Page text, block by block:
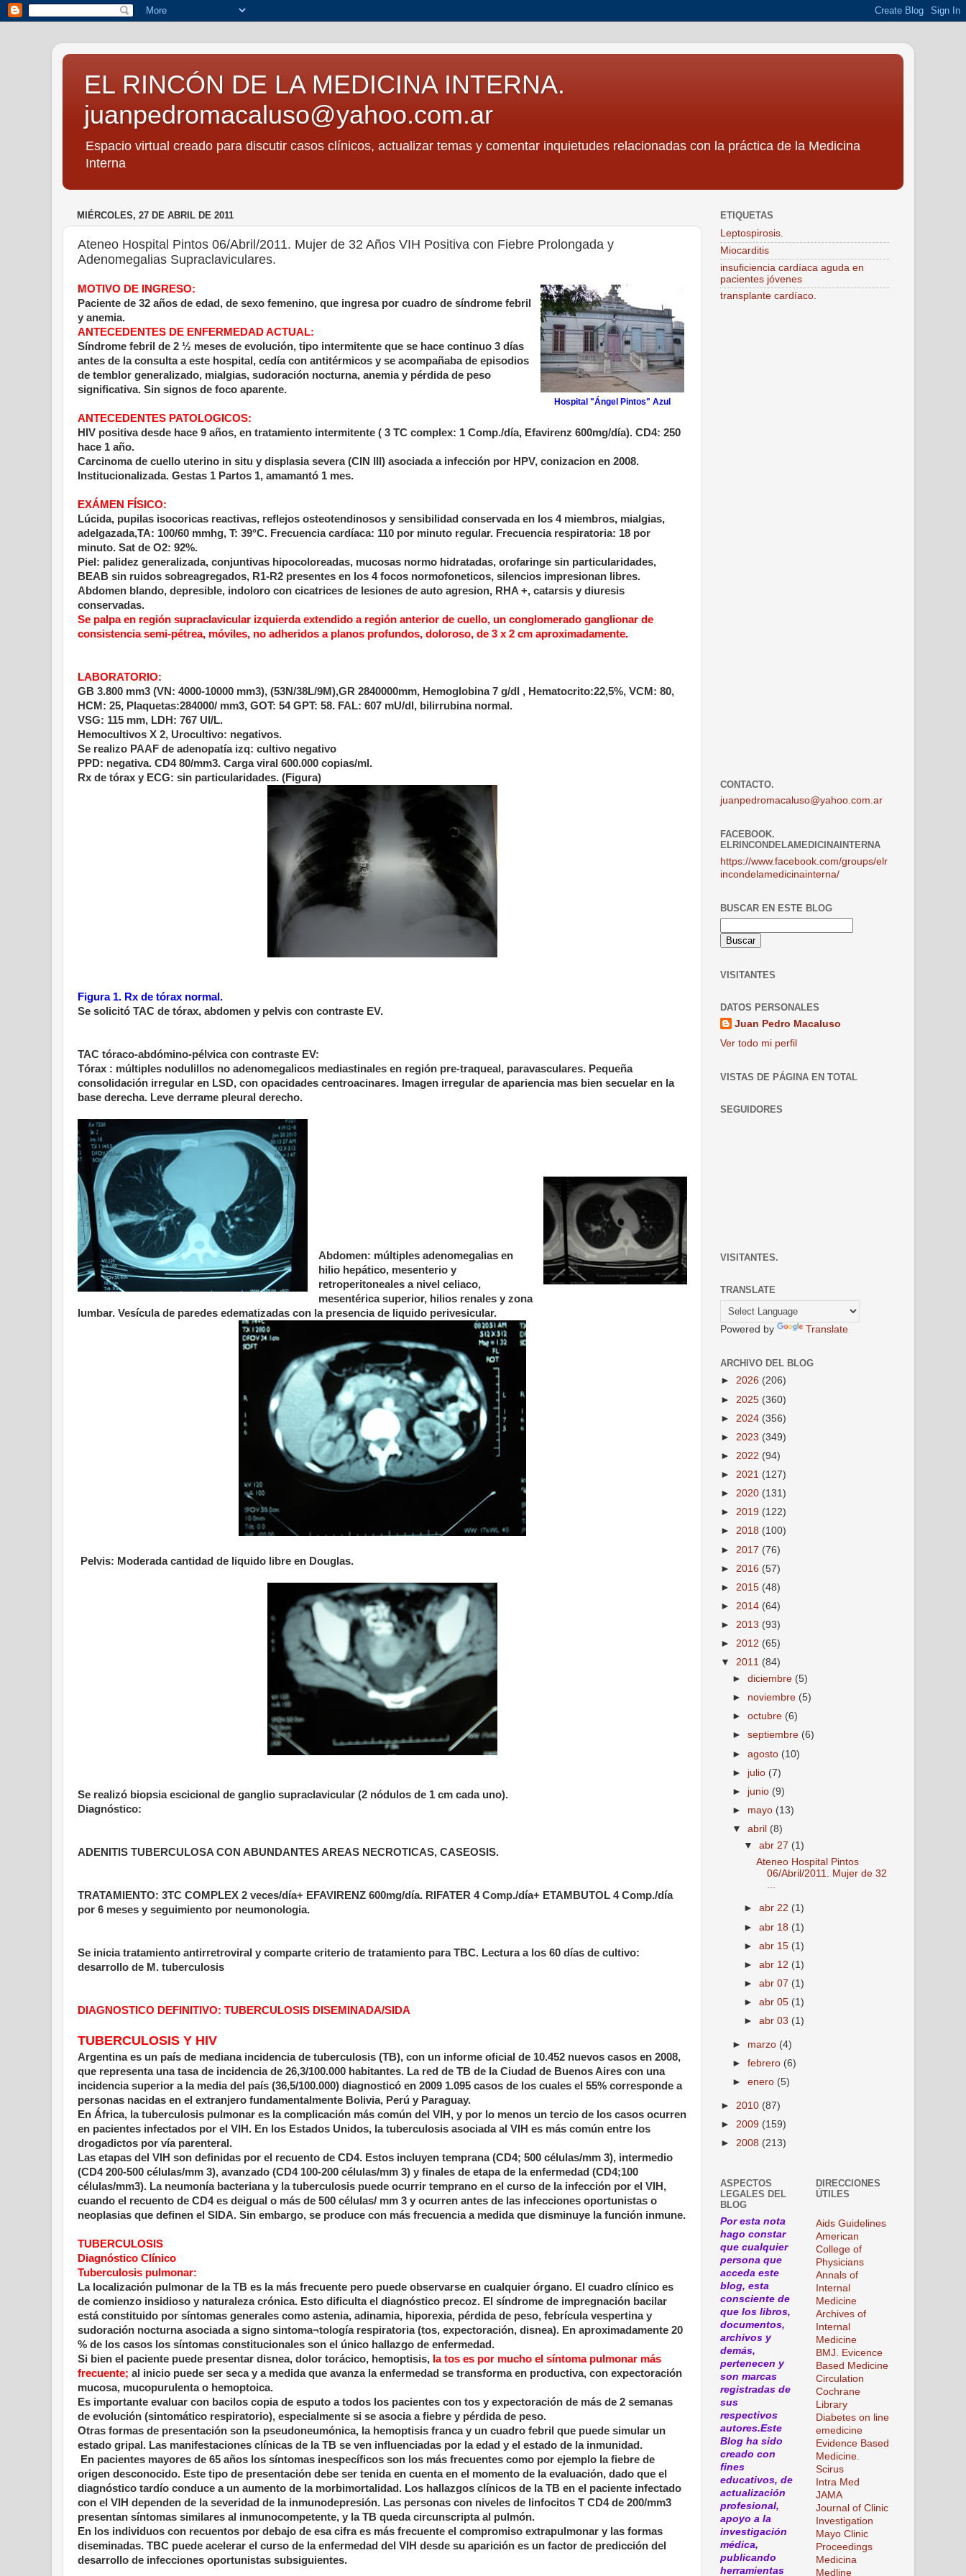
EL RINCÓN DE LA MEDICINA INTERNA.
juanpedromacaluso@yahoo.com.ar
Espacio virtual creado para discutir casos clínicos, actualizar temas y comentar inquietudes relacionadas con la práctica de la Medicina
Interna
MIÉRCOLES, 27 DE ABRIL DE 2011
Ateneo Hospital Pintos 06/Abril/2011. Mujer de 32 Años VIH Positiva con Fiebre Prolongada y
Adenomegalias Supraclaviculares.
Hospital "Ángel Pintos" Azul
MOTIVO DE INGRESO:
Paciente de 32 años de edad, de sexo femenino, que ingresa por cuadro de síndrome febril
y anemia.
ANTECEDENTES DE ENFERMEDAD ACTUAL:
Síndrome febril de 2 ½ meses de evolución, tipo intermitente que se hace continuo 3 días
antes de la consulta a este hospital, cedía con antitérmicos y se acompañaba de episodios
de temblor generalizado, mialgias, sudoración nocturna, anemia y pérdida de peso
significativa. Sin signos de foco aparente.
ANTECEDENTES PATOLOGICOS:
HIV positiva desde hace 9 años, en tratamiento intermitente ( 3 TC complex: 1 Comp./día, Efavirenz 600mg/día). CD4: 250
hace 1 año.
Carcinoma de cuello uterino in situ y displasia severa (CIN III) asociada a infección por HPV, conizacion en 2008.
Institucionalizada. Gestas 1 Partos 1, amamantó 1 mes.
EXÁMEN FÍSICO:
Lúcida, pupilas isocoricas reactivas, reflejos osteotendinosos y sensibilidad conservada en los 4 miembros, mialgias,
adelgazada,TA: 100/60 mmhg, T: 39°C. Frecuencia cardíaca: 110 por minuto regular. Frecuencia respiratoria: 18 por
minuto. Sat de O2: 92%.
Piel: palidez generalizada, conjuntivas hipocoloreadas, mucosas normo hidratadas, orofaringe sin particularidades,
BEAB sin ruidos sobreagregados, R1-R2 presentes en los 4 focos normofoneticos, silencios impresionan libres.
Abdomen blando, depresible, indoloro con cicatrices de lesiones de auto agresion, RHA +, catarsis y diuresis
conservadas.
Se palpa en región supraclavicular izquierda extendido a región anterior de cuello, un conglomerado ganglionar de
consistencia semi-pétrea, móviles, no adheridos a planos profundos, doloroso, de 3 x 2 cm aproximadamente.
LABORATORIO:
GB 3.800 mm3 (VN: 4000-10000 mm3), (53N/38L/9M),GR 2840000mm, Hemoglobina 7 g/dl , Hematocrito:22,5%, VCM: 80,
HCM: 25, Plaquetas:284000/ mm3, GOT: 54 GPT: 58. FAL: 607 mU/dl, bilirrubina normal.
VSG: 115 mm, LDH: 767 UI/L.
Hemocultivos X 2, Urocultivo: negativos.
Se realizo PAAF de adenopatía izq: cultivo negativo
PPD: negativa. CD4 80/mm3. Carga viral 600.000 copias/ml.
Rx de tórax y ECG: sin particularidades. (Figura)
Figura 1. Rx de tórax normal.
Se solicitó TAC de tórax, abdomen y pelvis con contraste EV.
TAC tóraco-abdómino-pélvica con contraste EV:
Tórax : múltiples nodulillos no adenomegalicos mediastinales en región pre-traqueal, paravasculares. Pequeña
consolidación irregular en LSD, con opacidades centroacinares. Imagen irregular de apariencia mas bien secuelar en la
base derecha. Leve derrame pleural derecho.
Abdomen: múltiples adenomegalias en
hilio hepático, mesenterio y
retroperitoneales a nivel celiaco,
mesentérica superior, hilios renales y zona
lumbar. Vesícula de paredes edematizadas con la presencia de liquido perivesicular.
Pelvis: Moderada cantidad de liquido libre en Douglas.
Se realizó biopsia escicional de ganglio supraclavicular (2 nódulos de 1 cm cada uno).
Diagnóstico:
ADENITIS TUBERCULOSA CON ABUNDANTES AREAS NECROTICAS, CASEOSIS.
TRATAMIENTO: 3TC COMPLEX 2 veces/día+ EFAVIRENZ 600mg/día. RIFATER 4 Comp./día+ ETAMBUTOL 4 Comp./día
por 6 meses y seguimiento por neumonologia.
Se inicia tratamiento antirretroviral y comparte criterio de tratamiento para TBC. Lectura a los 60 días de cultivo:
desarrollo de M. tuberculosis
DIAGNOSTICO DEFINITIVO: TUBERCULOSIS DISEMINADA/SIDA
TUBERCULOSIS Y HIV
Argentina es un país de mediana incidencia de tuberculosis (TB), con un informe oficial de 10.452 nuevos casos en 2008,
que representa una tasa de incidencia de 26,3/100.000 habitantes. La red de TB de la Ciudad de Buenos Aires con una
incidencia superior a la media del país (36,5/100.000) diagnosticó en 2009 1.095 casos de los cuales el 55% corresponde a
personas nacidas en el extranjero fundamentalmente Bolivia, Perú y Paraguay.
En África, la tuberculosis pulmonar es la complicación más común del VIH, y por lo menos un tercio de los casos ocurren
en pacientes infectados por el VIH. En los Estados Unidos, la tuberculosis asociada al VIH es más común entre los
drogadictos por vía parenteral.
Las etapas del VIH son definidas por el recuento de CD4. Estos incluyen temprana (CD4; 500 células/mm 3), intermedio
(CD4 200-500 células/mm 3), avanzado (CD4 100-200 células/mm 3) y finales de etapa de la enfermedad (CD4;100
células/mm3). La neumonía bacteriana y la tuberculosis puede ocurrir temprano en el curso de la infección por el VIH,
cuando el recuento de CD4 es deigual o más de 500 células/ mm 3 y ocurren antes de las infecciones oportunistas o
neoplasias que definen el SIDA. Sin embargo, se produce con más frecuencia a medida que disminuye la función inmune.
TUBERCULOSIS
Diagnóstico Clínico
Tuberculosis pulmonar:
La localización pulmonar de la TB es la más frecuente pero puede observarse en cualquier órgano. El cuadro clínico es
de comienzo insidioso y naturaleza crónica. Esto dificulta el diagnóstico precoz. El síndrome de impregnación bacilar
está constituido por síntomas generales como astenia, adinamia, hiporexia, pérdida de peso, febrícula vespertina y
sudoración nocturna asociada a signo sintoma¬tología respiratoria (tos, expectoración, disnea). En aproximadamente 20
% de los casos los síntomas constitucionales son el único hallazgo de enfermedad.
Si bien el paciente puede presentar disnea, dolor torácico, hemoptisis, la tos es por mucho el síntoma pulmonar más
frecuente; al inicio puede ser seca y a medida que avanza la enfermedad se transforma en productiva, con expectoración
mucosa, mucopurulenta o hemoptoica.
Es importante evaluar con bacilos copia de esputo a todos los pacientes con tos y expectoración de más de 2 semanas
de evolución (sintomático respiratorio), especialmente si se asocia a fiebre y pérdida de peso.
Otras formas de presentación son la pseudoneumónica, la hemoptisis franca y un cuadro febril que puede simular un
estado gripal. Las manifestaciones clínicas de la TB se ven influenciadas por la edad y el estado de la inmunidad.
En pacientes mayores de 65 años los síntomas inespecíficos son los más frecuentes como por ejemplo la fiebre de
origen desconocido. Este tipo de presentación debe ser tenida en cuenta en el momento de la evaluación, dado que el
diagnóstico tardío conduce a un aumento de la morbimortalidad. Los hallazgos clínicos de la TB en el paciente infectado
con el VIH dependen de la severidad de la inmunodepresión. Las personas con niveles de linfocitos T CD4 de 200/mm3
presentan síntomas similares al inmunocompetente, y la TB queda circunscripta al pulmón.
En los individuos con recuentos por debajo de esa cifra es más frecuente el compromiso extrapulmonar y las formas
diseminadas. TBC puede acelerar el curso de la enfermedad del VIH desde su aparición es un factor de predicción del
desarrollo de infecciones oportunistas subsiguientes.
ETIQUETAS
Leptospirosis.
Miocarditis
insuficiencia cardíaca aguda en
pacientes jóvenes
transplante cardíaco.
CONTACTO.
juanpedromacaluso@yahoo.com.ar
FACEBOOK.
ELRINCONDELAMEDICINAINTERNA
https://www.facebook.com/groups/elr
incondelamedicinainterna/
BUSCAR EN ESTE BLOG
VISITANTES
DATOS PERSONALES
Juan Pedro Macaluso
Ver todo mi perfil
VISTAS DE PÁGINA EN TOTAL
SEGUIDORES
VISITANTES.
TRANSLATE
Powered by Translate
ARCHIVO DEL BLOG
► 2026 (206)
► 2025 (360)
► 2024 (356)
► 2023 (349)
► 2022 (94)
► 2021 (127)
► 2020 (131)
► 2019 (122)
► 2018 (100)
► 2017 (76)
► 2016 (57)
► 2015 (48)
► 2014 (64)
► 2013 (93)
► 2012 (65)
▼ 2011 (84)
►diciembre (5)
► noviembre (5)
►octubre (6)
►septiembre (6)
►agosto (10)
► julio (7)
► junio (9)
► mayo (13)
▼abril (8)
▼abr 27 (1)
Ateneo Hospital Pintos
06/Abril/2011. Mujer de 32
►abr 22 (1)
►abr 18 (1)
►abr 15 (1)
►abr 12 (1)
►abr 07 (1)
►abr 05 (1)
►abr 03 (1)
► marzo (4)
►febrero (6)
►enero (5)
► 2010 (87)
► 2009 (159)
► 2008 (213)
ASPECTOS
LEGALES DEL
BLOG
Por esta nota
hago constar
que cualquier
persona que
acceda este
blog, esta
consciente de
que los libros,
documentos,
archivos y
demás,
pertenecen y
son marcas
registradas de
sus
respectivos
autores.Este
Blog ha sido
creado con
fines
educativos, de
actualización
profesional,
apoyo a la
investigación
médica,
publicando
herramientas
DIRECCIONES
ÚTILES
Aids Guidelines
American
College of
Physicians
Annals of
Internal
Medicine
Archives of
Internal
Medicine
BMJ. Evicence
Based Medicine
Circulation
Cochrane
Library
Diabetes on line
emedicine
Evidence Based
Medicine.
Scirus
Intra Med
JAMA
Journal of Clinic
Investigation
Mayo Clinic
Proceedings
Medicina
Medline